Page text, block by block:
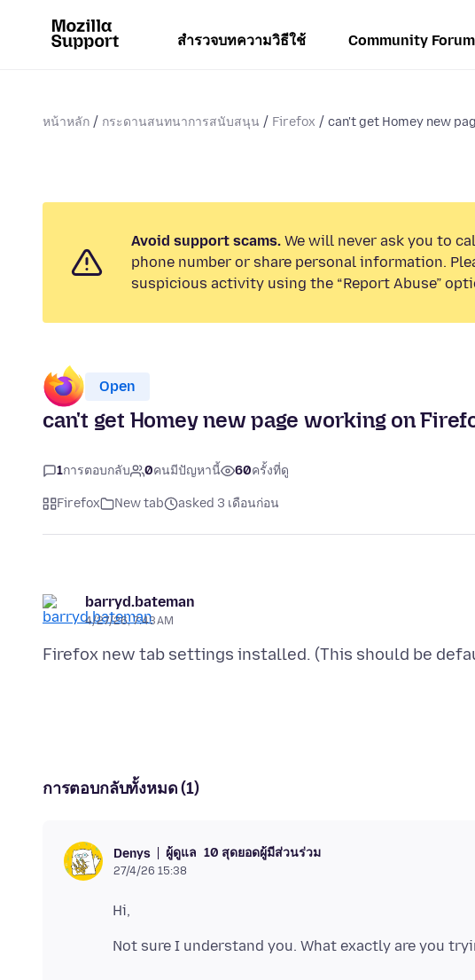
สำรวจบทความวิธีใช้ Community
หน้าหลัก กระดานสนทนาการสนับสนุน Firefox can't get Homey new
Avoid support scams. We will never ask you to
phone number or share personal information.
suspicious activity using the “Report Abuse”
Open
can't get Homey new page working on
1การตอบกลับ 0คนมีปัญหานี้ 60ครั้งที่ดู
Firefox New tab asked 3 เดือนก่อน
barryd.bateman
4/27/26, 7:43 AM
การตอบกลับทั้งหมด (1)
Denys ผู้ดูแล 10 สุดยอดผู้มีส่วนร่วม
27/4/26 15:38